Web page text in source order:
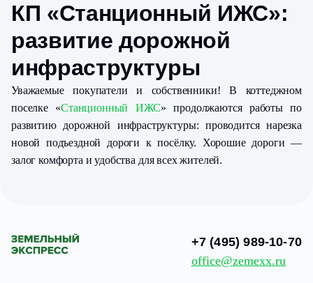
КП «Станционный ИЖС»:
развитие дорожной
инфраструктуры
Уважаемые покупатели и собственники! В коттеджном
поселке «Станционный ИЖС» продолжаются работы по
развитию дорожной инфраструктуры: проводится нарезка
новой подъездной дороги к посёлку. Хорошие дороги —
залог комфорта и удобства для всех жителей.
+7 (495) 989-10-70
office@zemexx.ru